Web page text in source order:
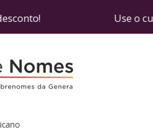
desconto! Use o cupom